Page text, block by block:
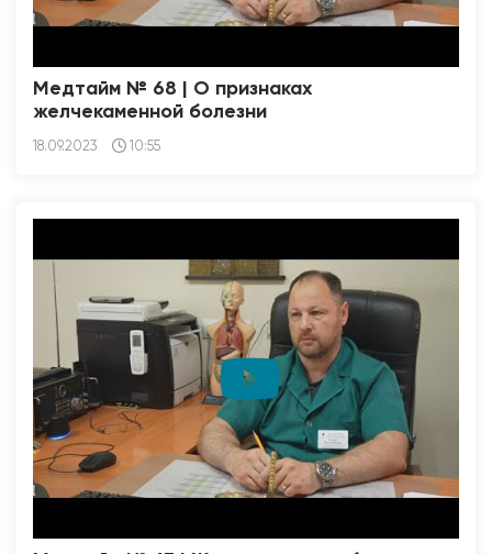
Медтайм № 68 | О признаках
желчекаменной болезни
18.09.2023 10:55